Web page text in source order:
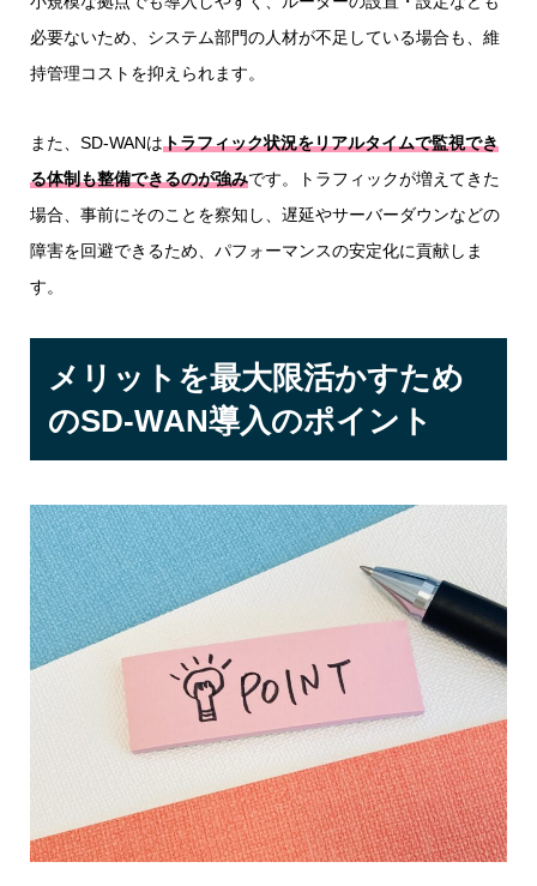
必要ないため、システム部門の人材が不足している場合も、維
持管理コストを抑えられます。
また、SD-WANはトラフィック状況をリアルタイムで監視でき
る体制も整備できるのが強みです。トラフィックが増えてきた
場合、事前にそのことを察知し、遅延やサーバーダウンなどの
障害を回避できるため、パフォーマンスの安定化に貢献しま
す。
メリットを最大限活かすため
のSD-WAN導入のポイント